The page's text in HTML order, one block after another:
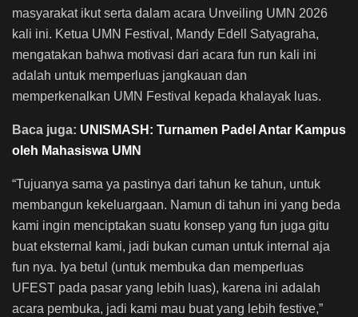
masyarakat ikut serta dalam acara Unveiling UMN 2026
kali ini. Ketua UMN Festival, Mandy Edell Satyagraha,
mengatakan bahwa motivasi dari acara fun run kali ini
adalah untuk memperluas jangkauan dan
memperkenalkan UMN Festival kepada khalayak luas.
Baca juga: UNISMASH: Turnamen Padel Antar Kampus
oleh Mahasiswa UMN
“Tujuanya sama ya pastinya dari tahun ke tahun, untuk
membangun kekeluargaan. Namun di tahun ini yang beda
kami ingin menciptakan suatu konsep yang fun juga gitu
buat eksternal kami, jadi bukan cuman untuk internal aja
fun nya. Iya betul (untuk membuka dan memperluas
UFEST pada pasar yang lebih luas), karena ini adalah
acara pembuka, jadi kami mau buat yang lebih festive,”